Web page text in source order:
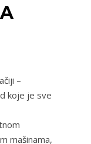
–
koje je sve
mašinama,